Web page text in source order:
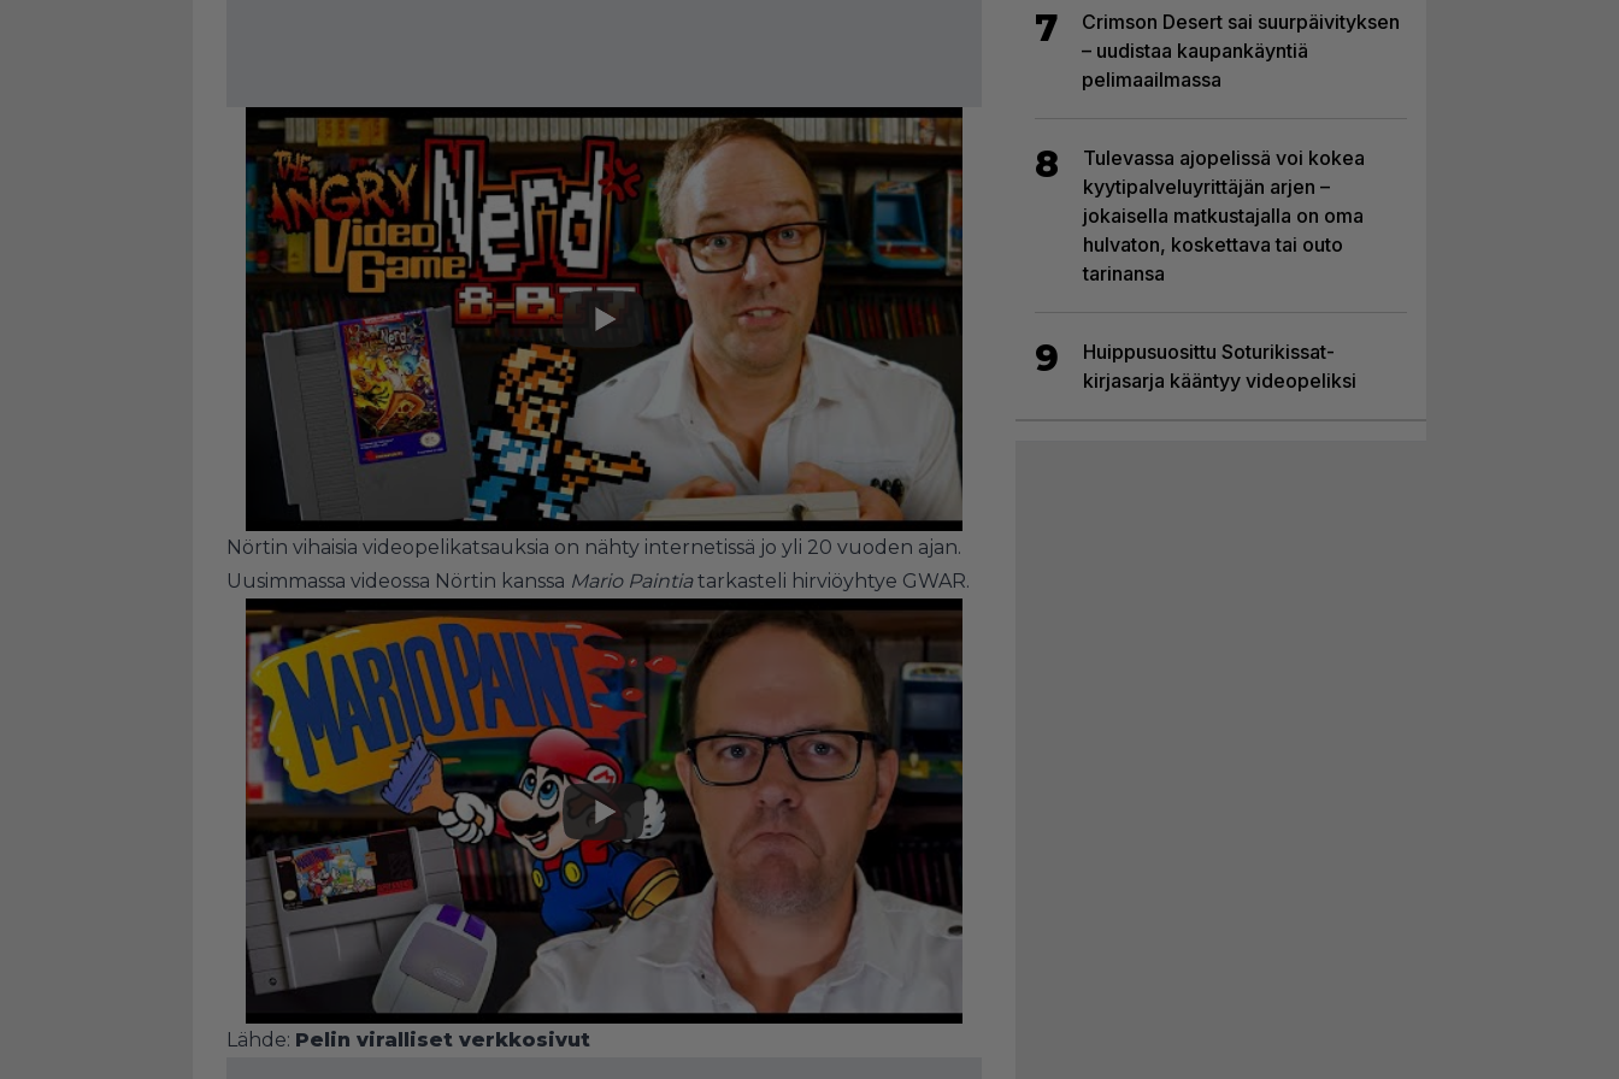
Nörtin vihaisia videopelikatsauksia on nähty internetissä jo yli 20 vuoden ajan.
Uusimmassa videossa Nörtin kanssa Mario Paintiatarkasteli hirviöyhtye GWAR.
Lähde: Pelin viralliset verkkosivut
7
Crimson Desert sai suurpäivityksen
– uudistaa kaupankäyntiä
pelimaailmassa
8
Tulevassa ajopelissä voi kokea
kyytipalveluyrittäjän arjen –
jokaisella matkustajalla on oma
hulvaton, koskettava tai outo
tarinansa
9
Huippusuosittu Soturikissat-
kirjasarja kääntyy videopeliksi